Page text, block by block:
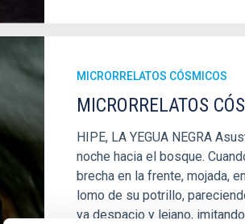
MICRORRELATOS CÓSMICOS
MICRORRELATOS
HIPE, LA YEGUA NEGRA
noche hacia el bosque.
brecha en la frente, mojada,
lomo de su potrillo,
ya despacio y lejano,